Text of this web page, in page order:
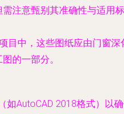
注意甄别其准确性与适用标
目中，这些图纸应由门窗深
的一部分。
如AutoCAD 2018格式）以